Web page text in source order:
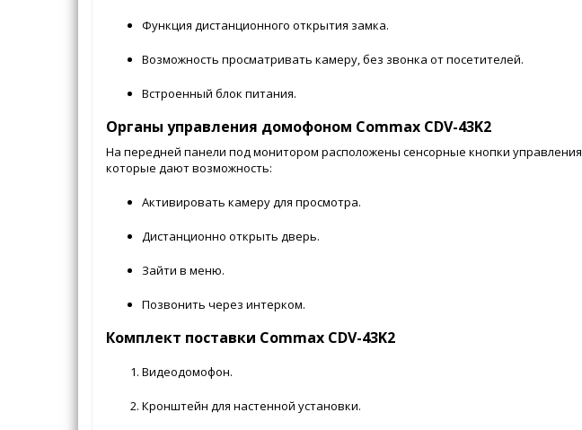
Функция дистанционного открытия замка.
Возможность просматривать камеру, без звонка от посетителей.
Встроенный блок питания.
Органы управления домофоном Commax CDV-43K2
На передней панели под монитором расположены сенсорные кнопки управления,
которые дают возможность:
Активировать камеру для просмотра.
Дистанционно открыть дверь.
Зайти в меню.
Позвонить через интерком.
Комплект поставки Commax CDV-43K2
Видеодомофон.
Кронштейн для настенной установки.